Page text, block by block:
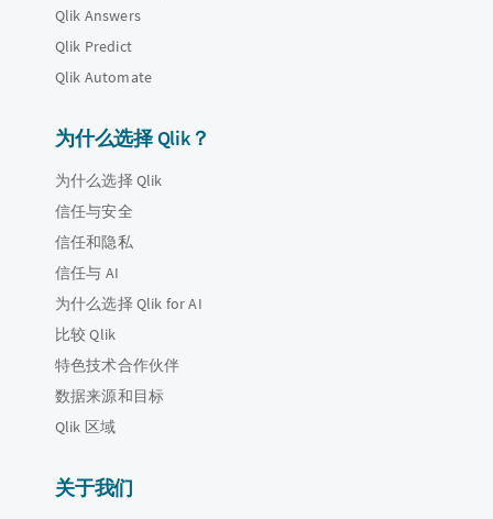
Qlik Answers
Qlik Predict
Qlik Automate
为什么选择 Qlik？
为什么选择 Qlik
信任与安全
信任和隐私
信任与 AI
为什么选择 Qlik for AI
比较 Qlik
特色技术合作伙伴
数据来源和目标
Qlik 区域
关于我们